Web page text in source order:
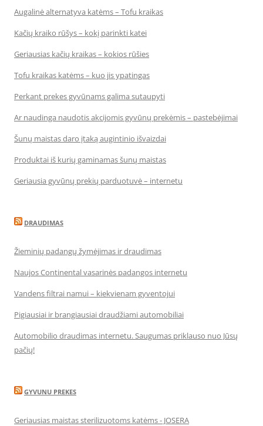
Augalinė alternatyva katėms – Tofu kraikas
Kačių kraiko rūšys – kokį parinkti katei
Geriausias kačių kraikas – kokios rūšies
Tofu kraikas katėms – kuo jis ypatingas
Perkant prekes gyvūnams galima sutaupyti
Ar naudinga naudotis akcijomis gyvūnų prekėmis – pastebėjimai
Šunų maistas daro įtaką augintinio išvaizdai
Produktai iš kurių gaminamas šunų maistas
Geriausia gyvūnų prekių parduotuvė – internetu
DRAUDIMAS
Žieminių padangų žymėjimas ir draudimas
Naujos Continental vasarinės padangos internetu
Vandens filtrai namui – kiekvienam gyventojui
Pigiausiai ir brangiausiai draudžiami automobiliai
Automobilio draudimas internetu. Saugumas priklauso nuo Jūsų
pačių!
GYVUNU PREKES
Geriausias maistas sterilizuotoms katėms - JOSERA